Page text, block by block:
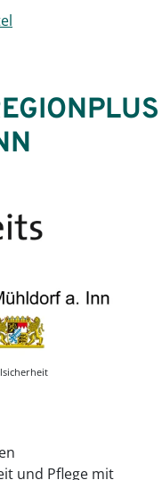
und Pflege mit